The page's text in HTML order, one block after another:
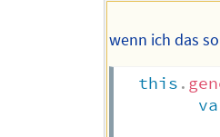
wenn ich das
this .